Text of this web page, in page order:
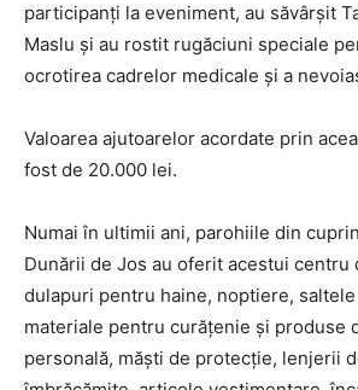
participanţi la eveniment, au săvârşit
Maslu şi au rostit rugăciuni speciale
ocrotirea cadrelor medicale şi a
Valoarea ajutoarelor acordate prin
fost de 20.000 lei.
Numai în ultimii ani, parohiile din
Dunării de Jos au oferit acestui centru
dulapuri pentru haine, noptiere,
materiale pentru curăţenie şi produse
personală, măşti de protecţie, lenjerii